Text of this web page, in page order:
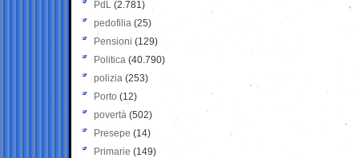
PdL (2.781)
pedofilia (25)
Pensioni (129)
Politica (40.790)
polizia (253)
Porto (12)
povertà (502)
Presepe (14)
Primarie (149)